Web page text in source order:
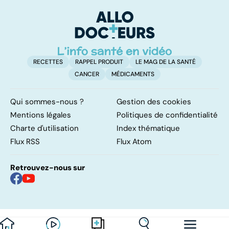
levée de
l'anonymat
RECETTES RAPPEL PRODUIT
LE MAG DE LA SANTÉ
CANCER
MÉDICAMENTS
Qui sommes-nous ?
Gestion des cookies
Mentions légales
Politiques de confidentialité
Charte d'utilisation
Index thématique
Flux RSS
Flux Atom
Retrouvez-nous sur